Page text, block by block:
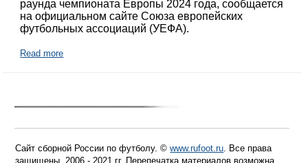
раунда чемпионата Европы 2024 года, сообщается
на официальном сайте Союза европейских
футбольных ассоциаций (УЕФА).
Read more
Сайт сборной России по футболу. ©www.rufoot.ru. Все права
защищены. 2006 - 2021 гг. Перепечатка материалов возможна